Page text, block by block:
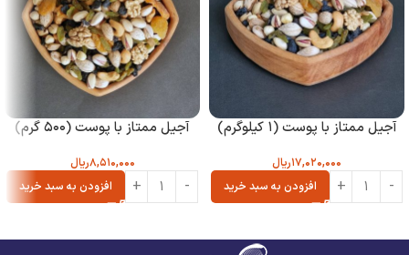
آجیل ممتاز با پوست (۱ کیلوگرم)
۱۷,۰۲۰,۰۰۰ریال
افزودن به سبد خرید
آجیل ممتاز با پوست (۵۰۰ گرم)
۸,۵۱۰,۰۰۰ریال
افزودن به سبد خرید